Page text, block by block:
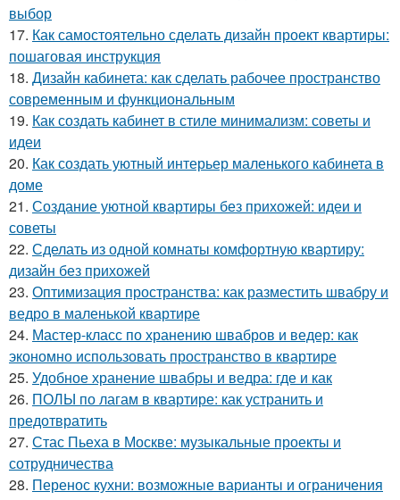
выбор
17. Как самостоятельно сделать дизайн проект квартиры:
пошаговая инструкция
18. Дизайн кабинета: как сделать рабочее пространство
современным и функциональным
19. Как создать кабинет в стиле минимализм: советы и
идеи
20. Как создать уютный интерьер маленького кабинета в
доме
21. Создание уютной квартиры без прихожей: идеи и
советы
22. Сделать из одной комнаты комфортную квартиру:
дизайн без прихожей
23. Оптимизация пространства: как разместить швабру и
ведро в маленькой квартире
24. Мастер-класс по хранению швабров и ведер: как
экономно использовать пространство в квартире
25. Удобное хранение швабры и ведра: где и как
26. ПОЛЫ по лагам в квартире: как устранить и
предотвратить
27. Стас Пьеха в Москве: музыкальные проекты и
сотрудничества
28. Перенос кухни: возможные варианты и ограничения